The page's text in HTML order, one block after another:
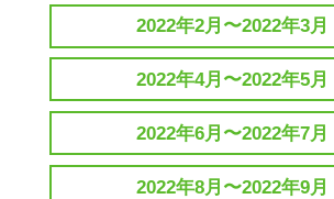
2022年2月〜2022年3月
2022年4月〜2022年5月
2022年6月〜2022年7月
2022年8月〜2022年9月